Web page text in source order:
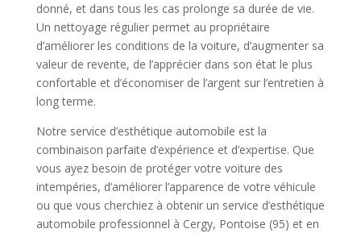
donné, et dans tous les cas prolonge sa durée de vie.
Un nettoyage régulier permet au propriétaire
d’améliorer les conditions de la voiture, d’augmenter sa
valeur de revente, de l’apprécier dans son état le plus
confortable et d’économiser de l’argent sur l’entretien à
long terme.
Notre service d’esthétique automobile est la
combinaison parfaite d’expérience et d’expertise. Que
vous ayez besoin de protéger votre voiture des
intempéries, d’améliorer l’apparence de votre véhicule
ou que vous cherchiez à obtenir un service d’esthétique
automobile professionnel à Cergy, Pontoise (95) et en